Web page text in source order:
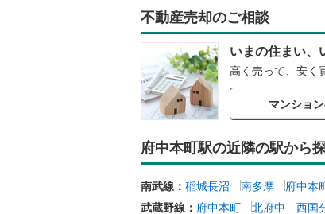
不動産売却のご相談
いまの住まい、
高く売って、安く
マンショ
府中本町駅の近隣の駅から
南武線： 稲城長沼 南多摩 府中本
武蔵野線： 府中本町 北府中 西国